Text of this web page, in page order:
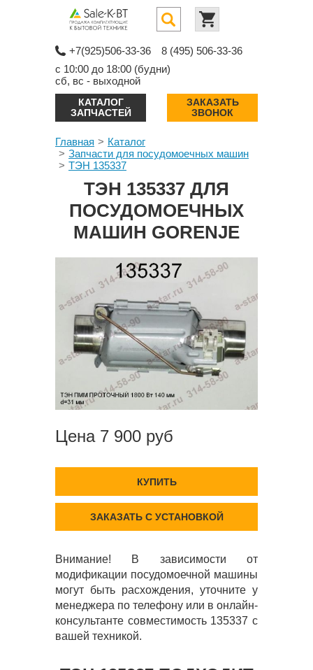
+7(925)506-33-36
8 (495) 506-33-36
с 10:00 до 18:00 (будни)
сб, вс - выходной
КАТАЛОГ
ЗАПЧАСТЕЙ
ЗАКАЗАТЬ
ЗВОНОК
Главная
Каталог
Запчасти для посудомоечных машин
ТЭН 135337
ТЭН 135337 ДЛЯ
ПОСУДОМОЕЧНЫХ
МАШИН GORENJE
Цена 7 900 руб
КУПИТЬ
ЗАКАЗАТЬ С УСТАНОВКОЙ
Внимание! В зависимости от
модификации посудомоечной машины
могут быть расхождения, уточните у
менеджера по телефону или в онлайн-
консультанте совместимость 135337 с
вашей техникой.